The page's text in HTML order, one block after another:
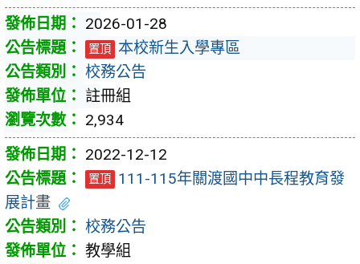
2026-01-28
置頂 本校新生入學專區
校務公告
註冊組
2,934
2022-12-12
置頂 111-115年關渡國中中長程教育發
展計畫
校務公告
教學組